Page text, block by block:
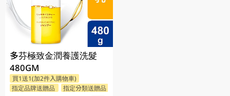
多芬極致金潤養護洗髮
480GM
買1送1(加2件入購物車)
指定品牌送贈品
指定分類送贈品